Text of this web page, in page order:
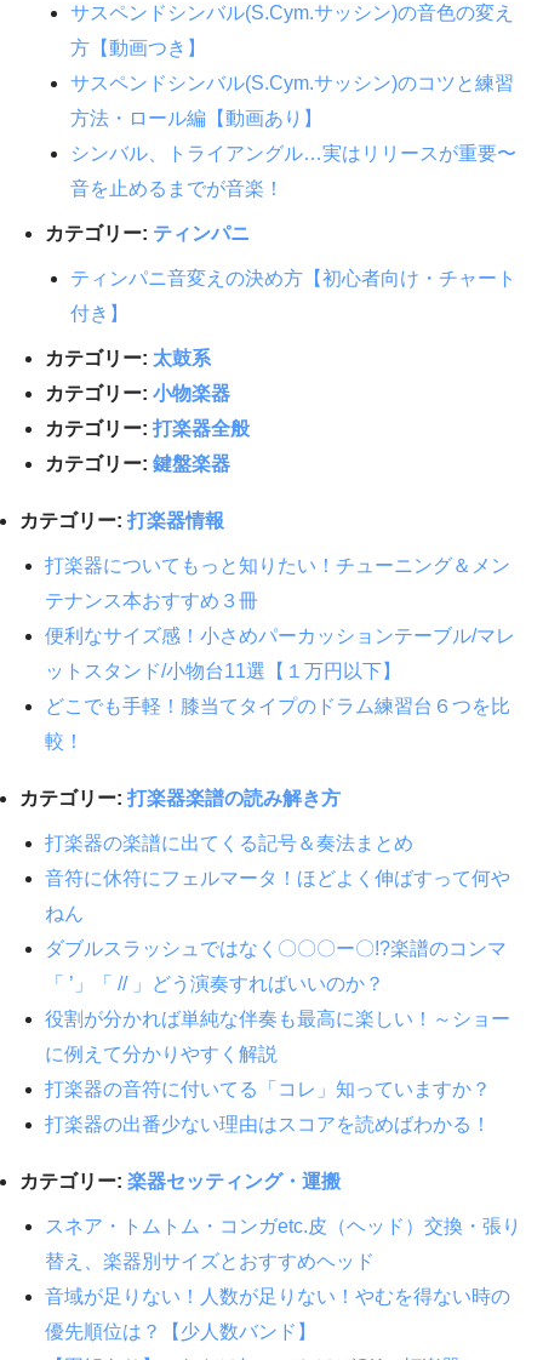
サスペンドシンバル(S.Cym.サッシン)の音色の変え
方【動画つき】
サスペンドシンバル(S.Cym.サッシン)のコツと練習
方法・ロール編【動画あり】
シンバル、トライアングル…実はリリースが重要〜
音を止めるまでが音楽！
カテゴリー: ティンパニ
ティンパニ音変えの決め方【初心者向け・チャート
付き】
カテゴリー: 太鼓系
カテゴリー: 小物楽器
カテゴリー: 打楽器全般
カテゴリー: 鍵盤楽器
カテゴリー: 打楽器情報
打楽器についてもっと知りたい！チューニング＆メン
テナンス本おすすめ３冊
便利なサイズ感！小さめパーカッションテーブル/マレ
ットスタンド/小物台11選【１万円以下】
どこでも手軽！膝当てタイプのドラム練習台６つを比
較！
カテゴリー: 打楽器楽譜の読み解き方
打楽器の楽譜に出てくる記号＆奏法まとめ
音符に休符にフェルマータ！ほどよく伸ばすって何や
ねん
ダブルスラッシュではなく〇〇〇ー〇!?楽譜のコンマ
「 ’」「 // 」どう演奏すればいいのか？
役割が分かれば単純な伴奏も最高に楽しい！～ショー
に例えて分かりやすく解説
打楽器の音符に付いてる「コレ」知っていますか？
打楽器の出番少ない理由はスコアを読めばわかる！
カテゴリー: 楽器セッティング・運搬
スネア・トムトム・コンガetc.皮（ヘッド）交換・張り
替え、楽器別サイズとおすすめヘッド
音域が足りない！人数が足りない！やむを得ない時の
優先順位は？【少人数バンド】